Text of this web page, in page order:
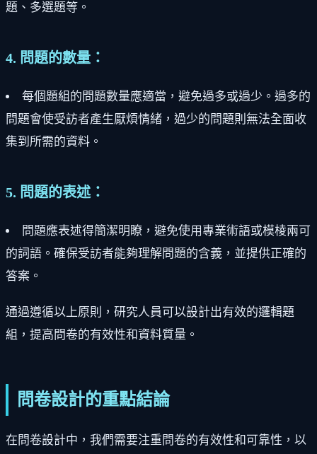
題、多選題等。
4. 問題的數量：
每個題組的問題數量應適當，避免過多或過少。過多的
問題會使受訪者產生厭煩情緒，過少的問題則無法全面收
集到所需的資料。
5. 問題的表述：
問題應表述得簡潔明瞭，避免使用專業術語或模棱兩可
的詞語。確保受訪者能夠理解問題的含義，並提供正確的
答案。
通過遵循以上原則，研究人員可以設計出有效的邏輯題
組，提高問卷的有效性和資料質量。
問卷設計的重點結論
在問卷設計中，我們需要注重問卷的有效性和可靠性，以